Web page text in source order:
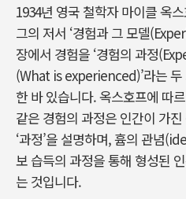
1934년 영국 철학자 마이클 옥
그의 저서 ‘경험과 그 모델
장에서 경험을 ‘경험의 과정
(What is experienced)’라는
한 바 있습니다. 옥스호프에 따
같은 경험의 과정은 인간이 가
‘과정’을 설명하며, 흄의 관념
보 습득의 과정을 통해 형성된
는 것입니다.